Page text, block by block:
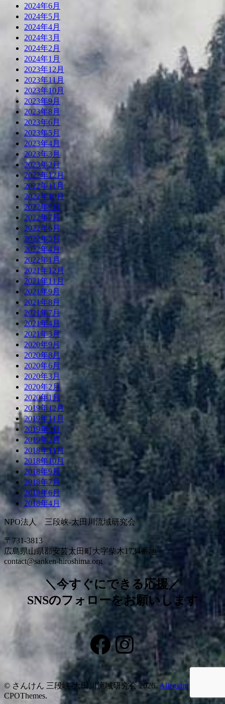
2024年6月
2024年5月
2024年4月
2024年3月
2024年2月
2024年1月
2023年12月
2023年11月
2023年10月
2023年9月
2023年8月
2023年6月
2023年5月
2023年4月
2023年3月
2023年2月
2022年12月
2022年11月
2022年10月
2022年9月
2022年7月
2022年6月
2022年5月
2022年4月
2022年1月
2021年12月
2021年11月
2021年9月
2021年8月
2021年7月
2021年4月
2021年3月
2020年9月
2020年8月
2020年6月
2020年3月
2020年2月
2020年1月
2019年12月
2019年11月
2019年9月
2019年2月
2018年11月
2018年10月
2018年9月
2018年7月
2018年6月
2018年4月
NPO法人 三段峡-太田川流域研究会
〒731-3813
広島県山県郡安芸太田町大字柴木1734番地
contact@sanken-hiroshima.org
＼今すぐにできる応援／
SNSのフォローをお願いします
Facebook
Instagram
© さんけん 三段峡‐太田川流域研究会 2026.Allegiant
CPOThemes.